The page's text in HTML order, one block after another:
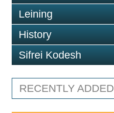
Leining
History
Sifrei Kodesh
RECENTLY ADDED